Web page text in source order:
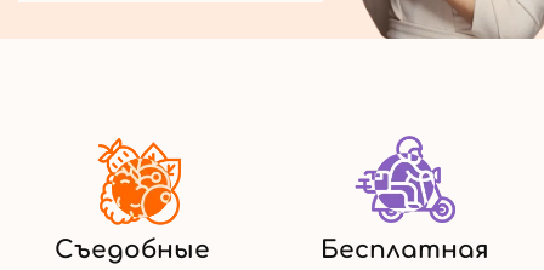
Съедобные
Бесплатная